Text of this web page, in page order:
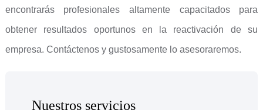
encontrarás profesionales altamente capacitados para
obtener resultados oportunos en la reactivación de su
empresa. Contáctenos y gustosamente lo asesoraremos.
Nuestros servicios